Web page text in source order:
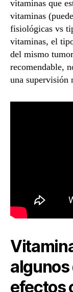
vitaminas que
vitaminas
fisiológicas vs
vitaminas, el
del mismo
recomendable,
una supervisión
algunos
efectos